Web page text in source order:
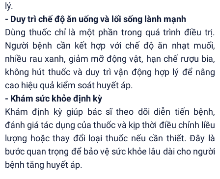
lý.
- Duy trì chế độ ăn uống và lối sống lành mạnh
Dùng thuốc chỉ là một phần trong quá trình điều trị.
Người bệnh cần kết hợp với chế độ ăn nhạt muối,
nhiều rau xanh, giảm mỡ động vật, hạn chế rượu bia,
không hút thuốc và duy trì vận động hợp lý để nâng
cao hiệu quả kiểm soát huyết áp.
- Khám sức khỏe định kỳ
Khám định kỳ giúp bác sĩ theo dõi diễn tiến bệnh,
đánh giá tác dụng của thuốc và kịp thời điều chỉnh liều
lượng hoặc thay đổi loại thuốc nếu cần thiết. Đây là
bước quan trọng để bảo vệ sức khỏe lâu dài cho người
bệnh tăng huyết áp.